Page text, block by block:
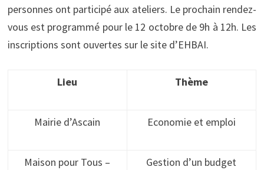
personnes ont participé aux ateliers. Le prochain rendez-
vous est programmé pour le 12 octobre de 9h à 12h. Les
inscriptions sont ouvertes sur le site d’EHBAI.
Lieu Thème
Mairie d’Ascain Economie et emploi
Maison pour Tous –
Gestion d’un budget